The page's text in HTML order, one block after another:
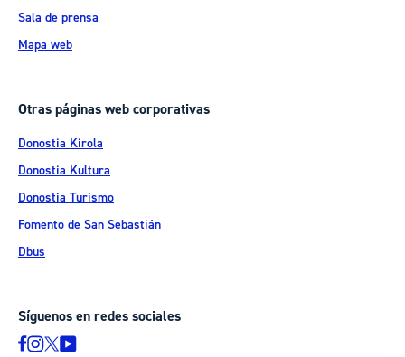
Sala de prensa
Mapa web
Otras páginas web corporativas
Donostia Kirola
Donostia Kultura
Donostia Turismo
Fomento de San Sebastián
Dbus
Síguenos en redes sociales